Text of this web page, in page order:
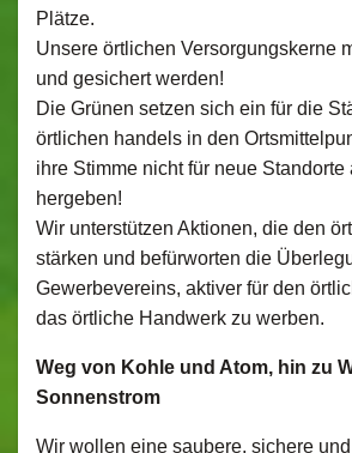
Plätze.
Unsere örtlichen Versorgungskerne
und gesichert werden!
Die Grünen setzen sich ein für die
örtlichen handels in den
ihre Stimme nicht für neue Standorte
hergeben!
Wir unterstützen Aktionen, die den
stärken und befürworten die
Gewerbevereins, aktiver für den
das örtliche Handwerk zu werben.
Weg von Kohle und Atom, hin zu
Sonnenstrom
Wir wollen eine saubere, sichere